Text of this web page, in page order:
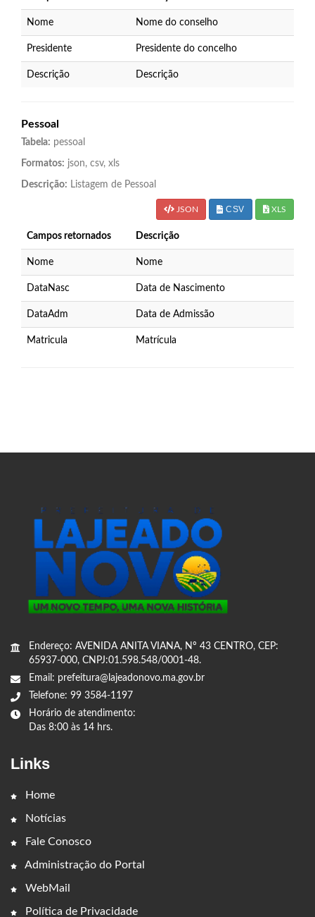
Nome Nome do conselho
Presidente Presidente do concelho
Descrição Descrição
Pessoal
Tabela: pessoal
Formatos: json, csv, xls
Descrição: Listagem de Pessoal
JSON CSV XLS
Campos retornados Descrição
Nome Nome
DataNasc Data de Nascimento
DataAdm Data de Admissão
Matricula Matrícula
Endereço: AVENIDA ANITA VIANA, Nº 43 CENTRO, CEP:
65937-000, CNPJ:01.598.548/0001-48.
Email: prefeitura@lajeadonovo.ma.gov.br
Telefone: 99 3584-1197
Horário de atendimento:
Das 8:00 às 14 hrs.
Links
Home
Notícias
Fale Conosco
Administração do Portal
WebMail
Política de Privacidade